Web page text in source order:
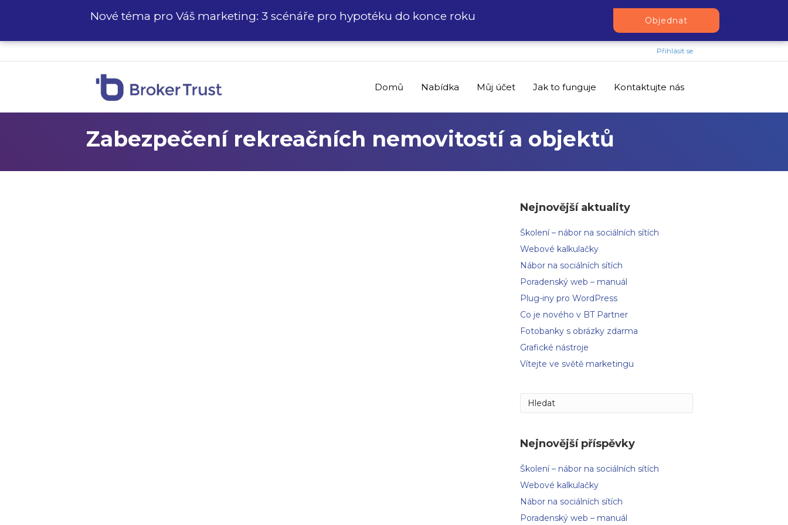
Přihlásit se
Domů Nabídka Můj účet Jak to funguje Kontaktujte nás
Zabezpečení rekreačních nemovitostí a objektů
Nejnovější aktuality
Školení – nábor na sociálních sítích
Webové kalkulačky
Nábor na sociálních sítích
Poradenský web – manuál
Plug-iny pro WordPress
Co je nového v BT Partner
Fotobanky s obrázky zdarma
Grafické nástroje
Vítejte ve světě marketingu
Nejnovější příspěvky
Školení – nábor na sociálních sítích
Webové kalkulačky
Nábor na sociálních sítích
Poradenský web – manuál
Nové téma pro Váš marketing: 3 scénáře pro hypotéku do konce roku Objednat